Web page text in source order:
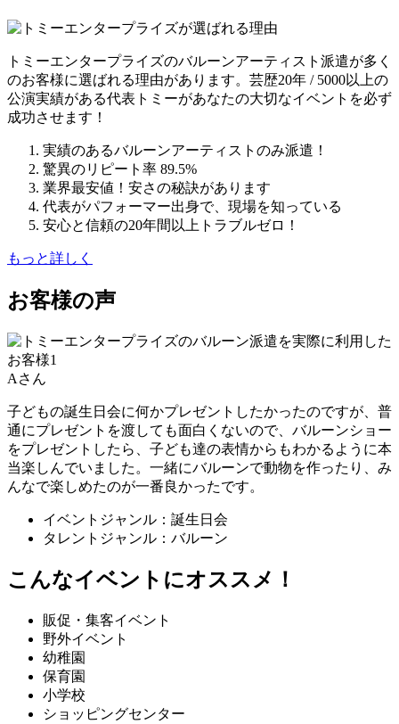
トミーエンタープライズのバルーンアーティスト派遣が多く
のお客様に選ばれる理由があります。芸歴20年 / 5000以上の
公演実績がある代表トミーがあなたの大切なイベントを必ず
成功させます！
実績のあるバルーンアーティストのみ派遣！
驚異のリピート率 89.5%
業界最安値！安さの秘訣があります
代表がパフォーマー出身で、現場を知っている
安心と信頼の20年間以上トラブルゼロ！
もっと詳しく
お客様の声
Aさん
子どもの誕生日会に何かプレゼントしたかったのですが、普
通にプレゼントを渡しても面白くないので、バルーンショー
をプレゼントしたら、子ども達の表情からもわかるように本
当楽しんでいました。一緒にバルーンで動物を作ったり、み
んなで楽しめたのが一番良かったです。
イベントジャンル：誕生日会
タレントジャンル：バルーン
こんなイベントにオススメ！
販促・集客イベント
野外イベント
幼稚園
保育園
小学校
ショッピングセンター